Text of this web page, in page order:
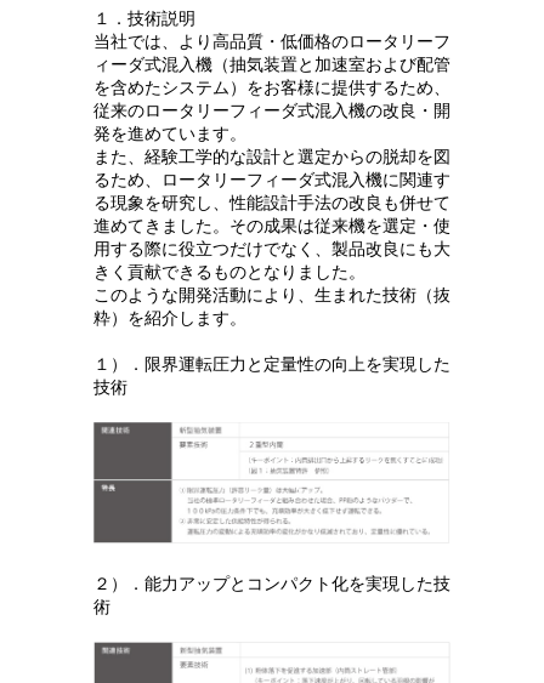
１．技術説明
当社では、より高品質・低価格のロータリーフ
ィーダ式混入機（抽気装置と加速室および配管
を含めたシステム）をお客様に提供するため、
従来のロータリーフィーダ式混入機の改良・開
発を進めています。
また、経験工学的な設計と選定からの脱却を図
るため、ロータリーフィーダ式混入機に関連す
る現象を研究し、性能設計手法の改良も併せて
進めてきました。その成果は従来機を選定・使
用する際に役立つだけでなく、製品改良にも大
きく貢献できるものとなりました。
このような開発活動により、生まれた技術（抜
粋）を紹介します。
１）．限界運転圧力と定量性の向上を実現した
技術
２）．能力アップとコンパクト化を実現した技
術